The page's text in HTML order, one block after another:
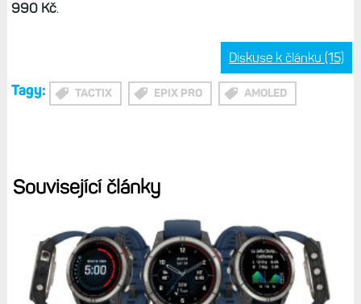
990 Kč.
Diskuse k článku (15)
Tagy: TACTIX EPIX PRO AMOLED